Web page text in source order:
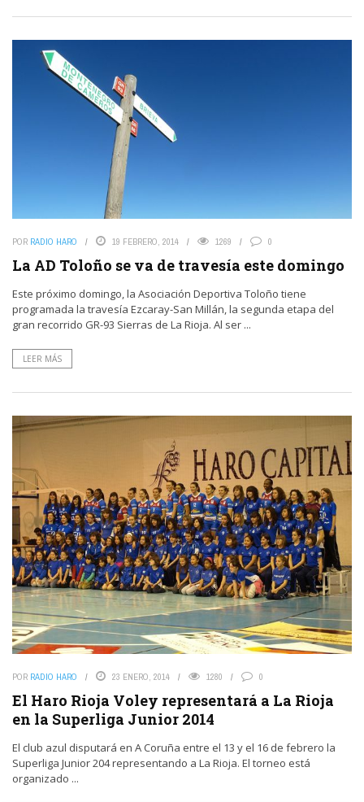
POR RADIO HARO 19 FEBRERO, 2014 1269 0
La AD Toloño se va de travesía este domingo
Este próximo domingo, la Asociación Deportiva Toloño tiene
programada la travesía Ezcaray-San Millán, la segunda etapa del
gran recorrido GR-93 Sierras de La Rioja. Al ser ...
LEER MÁS
POR RADIO HARO 23 ENERO, 2014 1280 0
El Haro Rioja Voley representará a La Rioja
en la Superliga Junior 2014
El club azul disputará en A Coruña entre el 13 y el 16 de febrero la
Superliga Junior 204 representando a La Rioja. El torneo está
organizado ...